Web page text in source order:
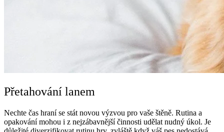
Přetahování lanem
Nechte čas hraní se stát novou výzvou pro vaše štěně. Rutina a
opakování mohou i z nejzábavnější činnosti udělat nudný úkol. Je